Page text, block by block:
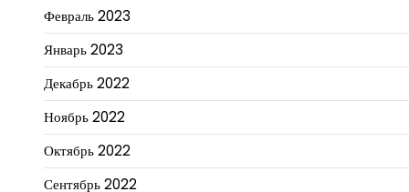
Февраль 2023
Январь 2023
Декабрь 2022
Ноябрь 2022
Октябрь 2022
Сентябрь 2022